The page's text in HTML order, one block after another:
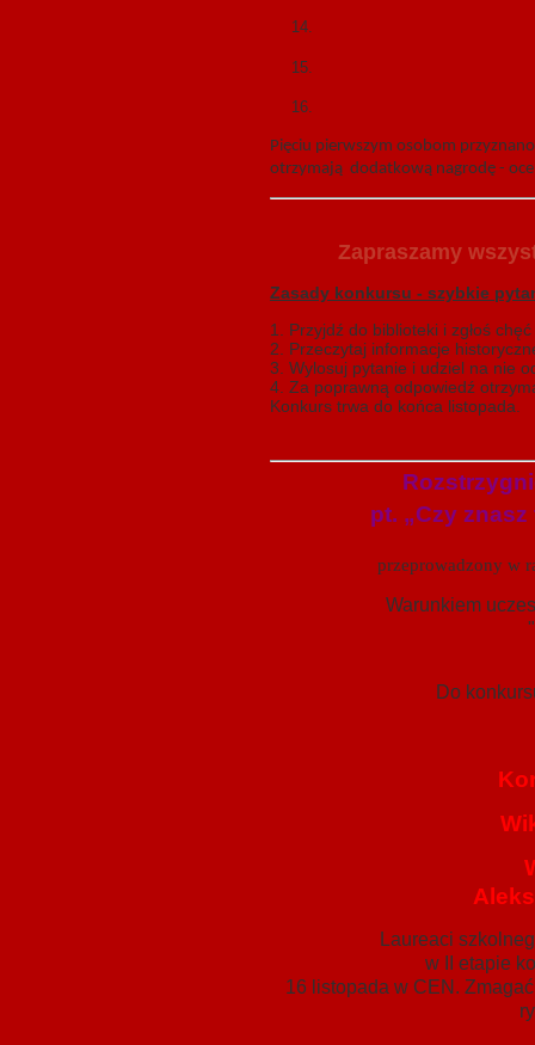
Pięciu pierwszym osobom
otrzymają dodatkową nagrodę -
Zapraszamy
Zasady konkursu - szybkie
1. Przyjdź do biblioteki i zgłoś
2. Przeczytaj informacje
3. Wylosuj pytanie i udziel na nie
4. Za poprawną odpowiedź
Konkurs trwa do końca listopada.
pt. „Czy
przeprowadzony w
Warunkiem
Do
Laureaci
w II etapie
16 listopada w CEN.